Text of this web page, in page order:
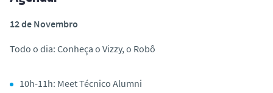
12 de Novembro
Todo o dia: Conheça o Vizzy, o Robô
10h-11h: Meet Técnico Alumni